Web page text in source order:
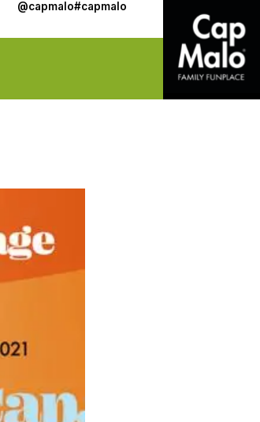
@capmalo#capmalo